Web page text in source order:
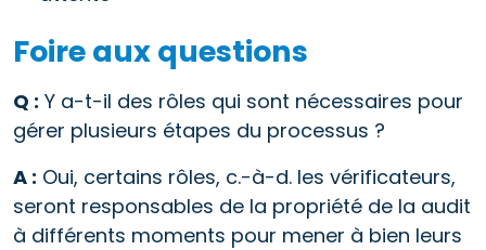
Foire aux questions
Q : Y a-t-il des rôles qui sont nécessaires pour
gérer plusieurs étapes du processus ?
A : Oui, certains rôles, c.-à-d. les vérificateurs,
seront responsables de la propriété de la audit
à différents moments pour mener à bien leurs